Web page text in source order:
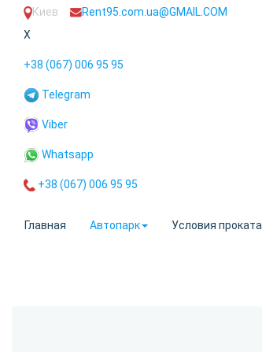
Киев
Rent95.com.ua@GMAIL.COM
X
+38 (067) 006 95 95
Telegram
Viber
Whatsapp
+38 (067) 006 95 95
Главная Автопарк Условия проката